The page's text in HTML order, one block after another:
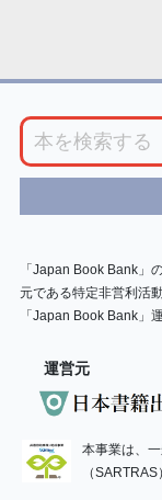
「Japan Book Bank」
元である特定非営利活
「Japan Book Bank」
運営元
本事業は、
（